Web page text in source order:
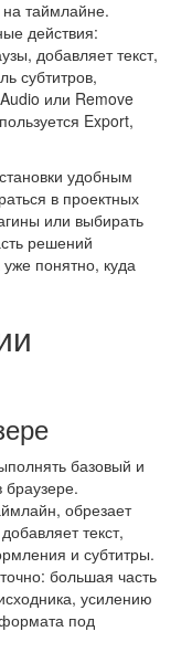
на таймлайне.
действия:
добавляет текст,
субтитров,
или Remove
Export,
удобным
в проектных
или выбирать
решений
уже понятно, куда
базовый и
обрезает
текст,
и субтитры.
большая часть
усилению
под